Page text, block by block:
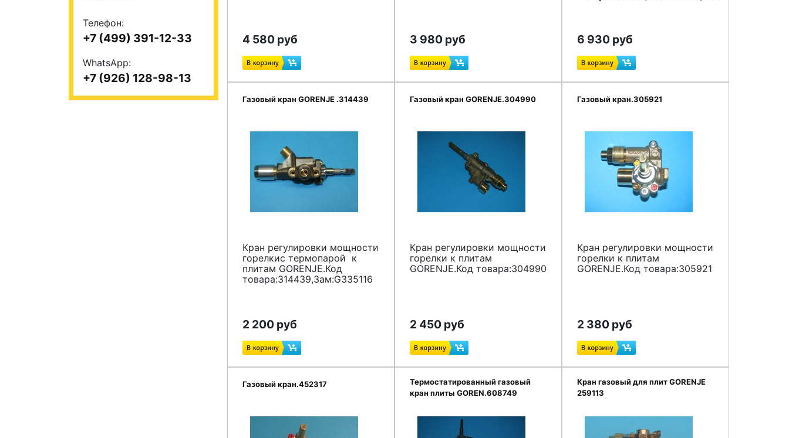
4 580 руб 3 980 руб 6 930 руб
Газовый кран GORENJE .314439
Кран регулировки мощности
горелкис термопарой к
плитам GORENJE.Код
товара:314439,Зам:G335116
2 200 руб
Газовый кран GORENJE.304990
Кран регулировки мощности
горелки к плитам
GORENJE.Код товара:304990
2 450 руб
Газовый кран.305921
Кран регулировки мощности
горелки к плитам
GORENJE.Код товара:305921
2 380 руб
Газовый кран.452317
Термостатированный газовый
кран плиты GOREN.608749
Кран газовый для плит GORENJE
259113
Телефон:
+7 (499) 391-12-33
WhatsApp:
+7 (926) 128-98-13